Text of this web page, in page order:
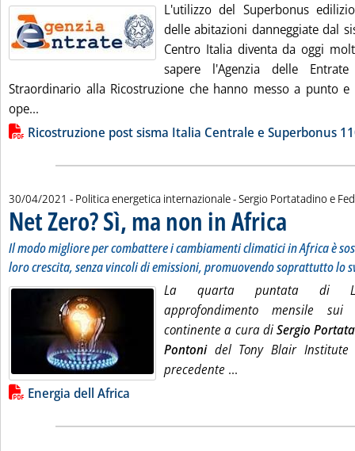
L'utilizzo del Superbonus
delle abitazioni danneggiate dal
Centro Italia diventa da oggi
sapere l'Agenzia delle
Straordinario alla Ricostruzione che hanno messo a punto
ope...
Lista allegati PDF alla notizia
Ricostruzione post sisma Italia Centrale e Superbonus
30/04/2021 - Politica energetica internazionale -di:
Sergio Portatadino e
Net Zero? Sì, ma non in Africa
Il modo migliore per combattere i cambiamenti climatici in Africa è
loro crescita, senza vincoli di emissioni, promuovendo soprattutto lo
La quarta puntata di
approfondimento mensile
continente a cura diSergio
Pontonidel Tony Blair Institute
precedente ...
Lista allegati PDF alla notizia
Energia dell Africa